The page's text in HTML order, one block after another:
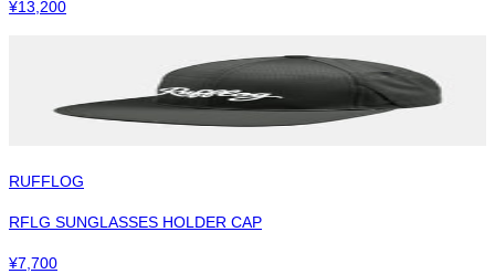
¥13,200
RUFFLOG
RFLG SUNGLASSES HOLDER CAP
¥7,700